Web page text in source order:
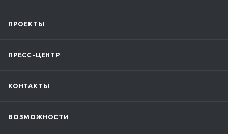
ПРОЕКТЫ
ПРЕСС-ЦЕНТР
КОНТАКТЫ
ВОЗМОЖНОСТИ